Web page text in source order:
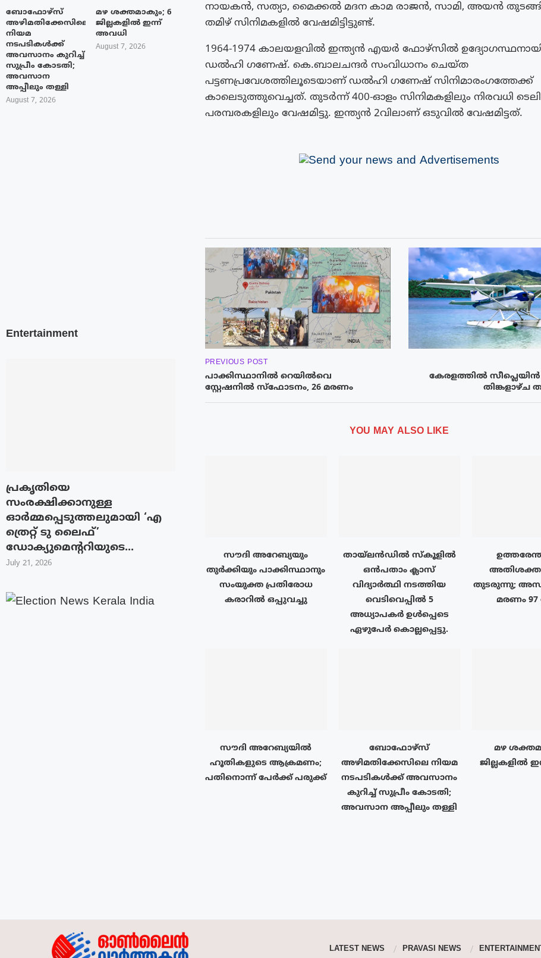
നായകൻ, സത്യാ, മൈക്കൽ മദന കാമ രാജൻ, സാമി, അയൻ തുടങ്ങി
തമിഴ് സിനിമകളിൽ വേഷമിട്ടിട്ടുണ്ട്.
1964-1974 കാലയളവിൽ ഇന്ത്യൻ എയർ ഫോഴ്സിൽ
ഡൽഹി ​ഗണേഷ്. കെ.ബാലചന്ദർ സംവിധാനം ചെയ്ത
പട്ടണപ്രവേശത്തിലൂടെയാണ് ഡൽഹി ​ഗണേഷ് സിനിമാരം​ഗത്തേക്ക്
കാലെടുത്തുവെച്ചത്. തുടർന്ന് 400-ഓളം സിനിമകളിലും നിരവധി
പരമ്പരകളിലും വേഷമിട്ടു. ഇന്ത്യൻ 2വിലാണ് ഒടുവിൽ വേഷമിട്ടത്.
PREVIOUS POST
പാക്കിസ്ഥാനിൽ റെയില്‍വെ
സ്റ്റേഷനില്‍ സ്‌ഫോടനം, 26 മരണം
കേരളത്തിൽ
തിങ്കളാഴ്ച
YOU MAY ALSO LIKE
സൗദി അറേബ്യയും
തുർക്കിയും പാക്കിസ്ഥാനും
സംയുക്ത പ്രതിരോധ
കരാറിൽ ഒപ്പുവച്ചു
തായ്‌ലൻഡിൽ സ്കൂളിൽ
ഒൻപതാം ക്ലാസ്
വിദ്യാർത്ഥി നടത്തിയ
വെടിവെപ്പിൽ 5
അധ്യാപകർ ഉൾപ്പെടെ
ഏഴുപേർ കൊല്ലപ്പെട്ടു.
തുടരുന്നു;
മരണം
സൗദി അറേബ്യയിൽ
ഹൂതികളുടെ ആക്രമണം;
പതിനൊന്ന് പേർക്ക് പരുക്ക്
ബോഫോഴ്‌സ്
അഴിമതിക്കേസിലെ നിയമ
നടപടികൾക്ക് അവസാനം
കുറിച്ച് സുപ്രീം കോടതി;
അവസാന അപ്പീലും തള്ളി
മഴ
ജില്ലകളിൽ
ബോഫോഴ്‌സ്
അഴിമതിക്കേസിലെ
നിയമ
നടപടികൾക്ക്
അവസാനം കുറിച്ച്
സുപ്രീം കോടതി;
അവസാന
അപ്പീലും തള്ളി
August 7, 2026
മഴ ശക്തമാകും; 6
ജില്ലകളിൽ ഇന്ന്
അവധി
August 7, 2026
Entertainment
പ്രകൃതിയെ
സംരക്ഷിക്കാനുള്ള
ഓർമ്മപ്പെടുത്തലുമായി ‘എ
ത്രെറ്റ് ടു ലൈഫ്’
ഡോക്യുമെന്ററിയുടെ...
July 21, 2026
LATEST NEWS PRAVASI NEWS